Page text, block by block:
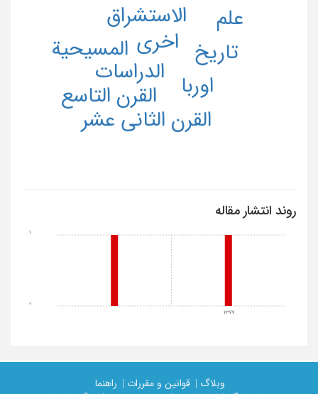
اخری
الاستشراق
الدراسات
القرن التاسع
القرن الثانی عشر
المسیحیة
اوربا
تاریخ
علم
روند انتشار مقاله
1377
0
1
وبلاگ | قوانین و مقررات |
راهنما